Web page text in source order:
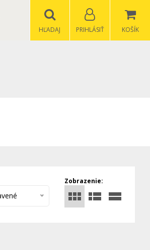
KOŠÍK
PRIHLÁSIŤ
HĽADAJ
Zobrazenie: